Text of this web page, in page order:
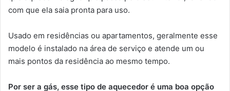
com que ela saia pronta para uso.
Usado em residências ou apartamentos, geralmente esse
modelo é instalado na área de serviço e atende um ou
mais pontos da residência ao mesmo tempo.
Por ser a gás, esse tipo de aquecedor é uma boa opção